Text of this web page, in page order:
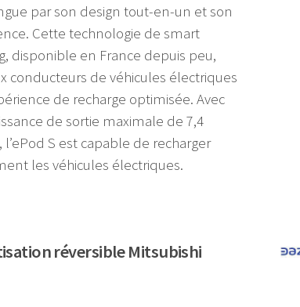
par son design tout-en-un et son
Cette technologie de smart
disponible en France depuis peu,
conducteurs de véhicules électriques
de recharge optimisée. Avec
de sortie maximale de 7,4
l’ePod S est capable de recharger
les véhicules électriques.
réversible Mitsubishi